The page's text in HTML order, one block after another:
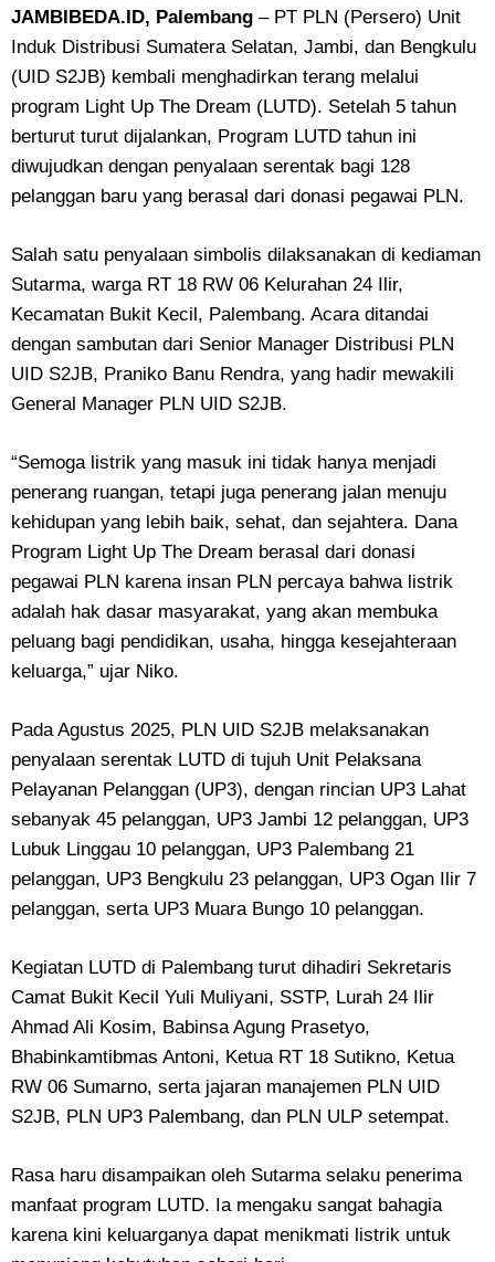
JAMBIBEDA.ID, Palembang – PT PLN (Persero) Unit
Induk Distribusi Sumatera Selatan, Jambi, dan Bengkulu
(UID S2JB) kembali menghadirkan terang melalui
program Light Up The Dream (LUTD). Setelah 5 tahun
berturut turut dijalankan, Program LUTD tahun ini
diwujudkan dengan penyalaan serentak bagi 128
pelanggan baru yang berasal dari donasi pegawai PLN.
Salah satu penyalaan simbolis dilaksanakan di kediaman
Sutarma, warga RT 18 RW 06 Kelurahan 24 Ilir,
Kecamatan Bukit Kecil, Palembang. Acara ditandai
dengan sambutan dari Senior Manager Distribusi PLN
UID S2JB, Praniko Banu Rendra, yang hadir mewakili
General Manager PLN UID S2JB.
“Semoga listrik yang masuk ini tidak hanya menjadi
penerang ruangan, tetapi juga penerang jalan menuju
kehidupan yang lebih baik, sehat, dan sejahtera. Dana
Program Light Up The Dream berasal dari donasi
pegawai PLN karena insan PLN percaya bahwa listrik
adalah hak dasar masyarakat, yang akan membuka
peluang bagi pendidikan, usaha, hingga kesejahteraan
keluarga,” ujar Niko.
Pada Agustus 2025, PLN UID S2JB melaksanakan
penyalaan serentak LUTD di tujuh Unit Pelaksana
Pelayanan Pelanggan (UP3), dengan rincian UP3 Lahat
sebanyak 45 pelanggan, UP3 Jambi 12 pelanggan, UP3
Lubuk Linggau 10 pelanggan, UP3 Palembang 21
pelanggan, UP3 Bengkulu 23 pelanggan, UP3 Ogan Ilir 7
pelanggan, serta UP3 Muara Bungo 10 pelanggan.
Kegiatan LUTD di Palembang turut dihadiri Sekretaris
Camat Bukit Kecil Yuli Muliyani, SSTP, Lurah 24 Ilir
Ahmad Ali Kosim, Babinsa Agung Prasetyo,
Bhabinkamtibmas Antoni, Ketua RT 18 Sutikno, Ketua
RW 06 Sumarno, serta jajaran manajemen PLN UID
S2JB, PLN UP3 Palembang, dan PLN ULP setempat.
Rasa haru disampaikan oleh Sutarma selaku penerima
manfaat program LUTD. Ia mengaku sangat bahagia
karena kini keluarganya dapat menikmati listrik untuk